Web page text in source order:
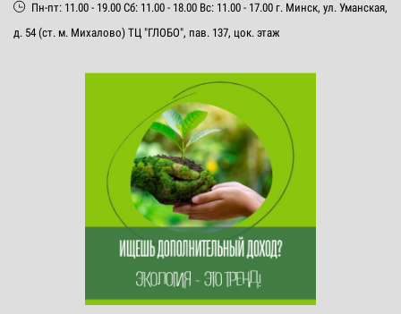
Пн-пт: 11.00 - 19.00 Сб: 11.00 - 18.00 Вс: 11.00 - 17.00 г. Минск, ул. Уманская,
д. 54 (ст. м. Михалово) ТЦ "ГЛОБО", пав. 137, цок. этаж